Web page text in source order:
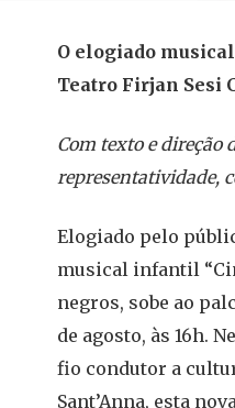
O elogiado
Teatro Firjan Sesi
Com texto e direção
representatividade,
Elogiado pelo
musical infantil
negros, sobe ao
de agosto, às 16h.
fio condutor a
Sant’Anna, esta